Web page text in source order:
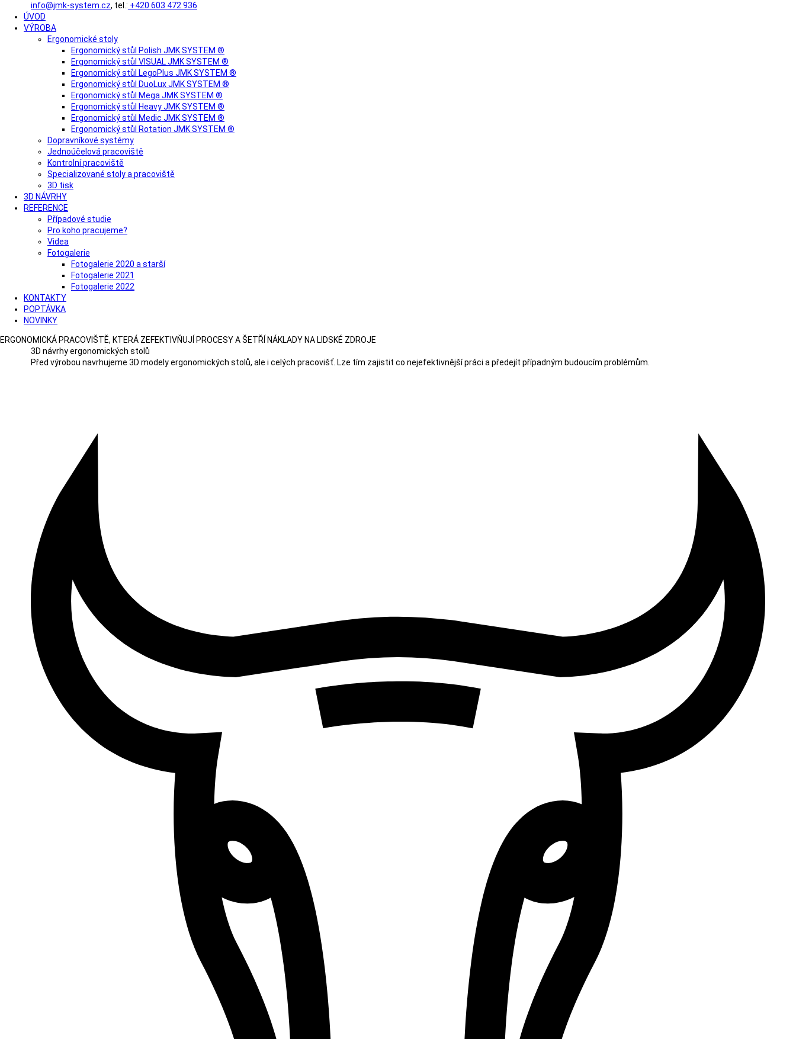
info@jmk-system.cz, tel.: +420 603 472 936
ÚVOD
VÝROBA
Ergonomické stoly
Ergonomický stůl Polish JMK SYSTEM ®
Ergonomický stůl VISUAL JMK SYSTEM ®
Ergonomický stůl LegoPlus JMK SYSTEM ®
Ergonomický stůl DuoLux JMK SYSTEM ®
Ergonomický stůl Mega JMK SYSTEM ®
Ergonomický stůl Heavy JMK SYSTEM ®
Ergonomický stůl Medic JMK SYSTEM ®
Ergonomický stůl Rotation JMK SYSTEM ®
Dopravníkové systémy
Jednoúčelová pracoviště
Kontrolní pracoviště
Specializované stoly a pracoviště
3D tisk
3D NÁVRHY
REFERENCE
Případové studie
Pro koho pracujeme?
Videa
Fotogalerie
Fotogalerie 2020 a starší
Fotogalerie 2021
Fotogalerie 2022
KONTAKTY
POPTÁVKA
NOVINKY
ERGONOMICKÁ PRACOVIŠTĚ, KTERÁ ZEFEKTIVŇUJÍ PROCESY A ŠETŘÍ NÁKLADY NA LIDSKÉ ZDROJE
3D návrhy ergonomických stolů
Před výrobou navrhujeme 3D modely ergonomických stolů, ale i celých pracovišť. Lze tím zajistit co nejefektivnější práci a předejít případným budoucím problémům.